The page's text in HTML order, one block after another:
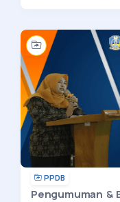
PPDB
Pengumuman &